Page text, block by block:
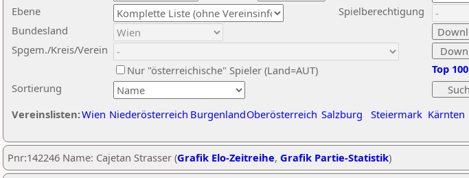
Ebene
Sortierung
Bundesland
Spgem./Kreis/Verein
Nur "österreichische" Spieler (Land=AUT)
Spielberechtigung
Vereinslisten:Wien Niederösterreich BurgenlandOberösterreich Salzburg Steiermark Kärnten
Top 100
Pnr:142246 Name: Cajetan Strasser (Grafik Elo-Zeitreihe, Grafik Partie-Statistik)